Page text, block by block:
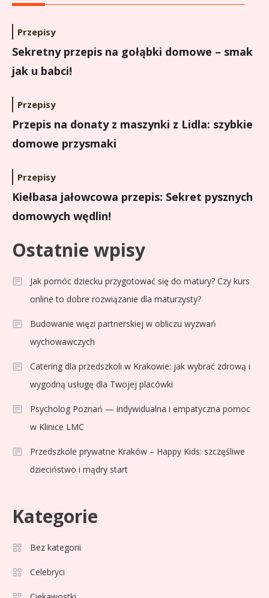
Przepisy
Sekretny przepis na gołąbki domowe – smak
jak u babci!
Przepisy
Przepis na donaty z maszynki z Lidla: szybkie
domowe przysmaki
Przepisy
Kiełbasa jałowcowa przepis: Sekret pysznych
domowych wędlin!
Ostatnie wpisy
Jak pomóc dziecku przygotować się do matury? Czy kurs
online to dobre rozwiązanie dla maturzysty?
Budowanie więzi partnerskiej w obliczu wyzwań
wychowawczych
Catering dla przedszkoli w Krakowie: jak wybrać zdrową i
wygodną usługę dla Twojej placówki
Psycholog Poznań — indywidualna i empatyczna pomoc
w Klinice LMC
Przedszkole prywatne Kraków – Happy Kids: szczęśliwe
dzieciństwo i mądry start
Kategorie
Bez kategorii
Celebryci
3 Sport